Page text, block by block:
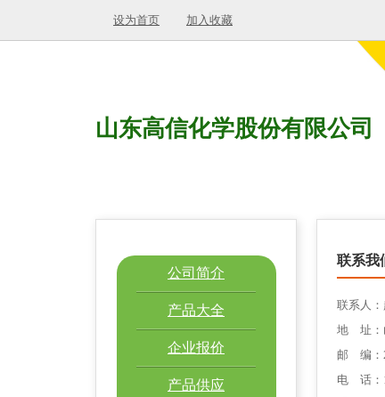
设为首页 加入收藏
山东高信化学股份有限公司
公司简介
产品大全
企业报价
产品供应
联系我
联系人
地 址：
邮 编：
电 话：